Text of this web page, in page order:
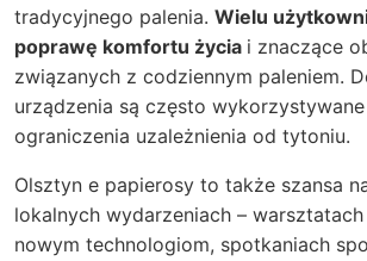
tradycyjnego palenia. Wielu
poprawę komfortu życia i znaczące
związanych z codziennym paleniem.
urządzenia są często
ograniczenia uzależnienia od tytoniu.
Olsztyn e papierosy to także szansa
lokalnych wydarzeniach –
nowym technologiom, spotkaniach